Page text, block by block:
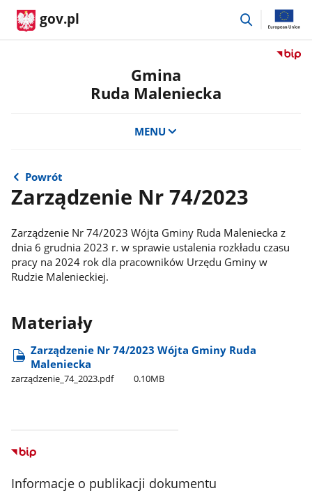
gov.pl
przejdź
Przejdź
Gmina
Ruda Maleniecka
MENU
Powrót
Zarządzenie Nr 74/2023
Zarządzenie Nr 74/2023 Wójta Gminy Ruda Maleniecka z
dnia 6 grudnia 2023 r. w sprawie ustalenia rozkładu czasu
pracy na 2024 rok dla pracowników Urzędu Gminy w
Rudzie Malenieckiej.
Materiały
Zarządzenie Nr 74/2023 Wójta Gminy Ruda
Maleniecka
zarządzenie​_74​_2023.pdf 0.10MB
Informacje o publikacji dokumentu